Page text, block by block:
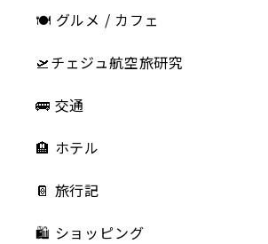
🍽 グルメ / カフェ
🛫チェジュ航空旅研究
🚌 交通
🏨 ホテル
📔 旅行記
🛍️ ショッピング